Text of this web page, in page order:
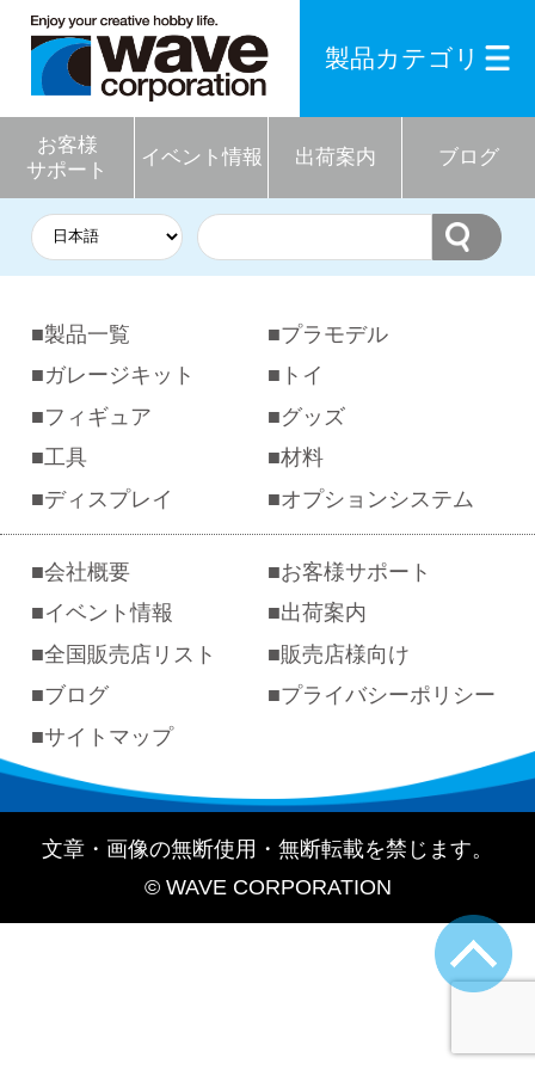
お客様
サポート
イベント情報 出荷案内 ブログ
製品カテゴリ
製品一覧
プラモデル
ガレージキット
トイ
フィギュア
グッズ
工具
材料
ディスプレイ
オプションシステム
会社概要
お客様サポート
イベント情報
出荷案内
全国販売店リスト
販売店様向け
ブログ
プライバシーポリシー
サイトマップ
文章・画像の無断使用・無断転載を禁じます。
© WAVE CORPORATION